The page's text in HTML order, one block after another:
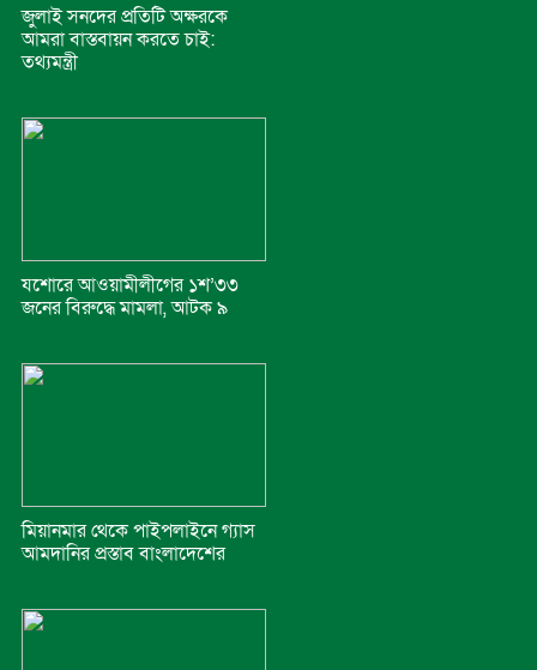
জুলাই সনদের প্রতিটি অক্ষরকে
আমরা বাস্তবায়ন করতে চাই:
তথ্যমন্ত্রী
যশোরে আওয়ামীলীগের ১শ’৩৩
জনের বিরুদ্ধে মামলা, আটক ৯
মিয়ানমার থেকে পাইপলাইনে গ্যাস
আমদানির প্রস্তাব বাংলাদেশের